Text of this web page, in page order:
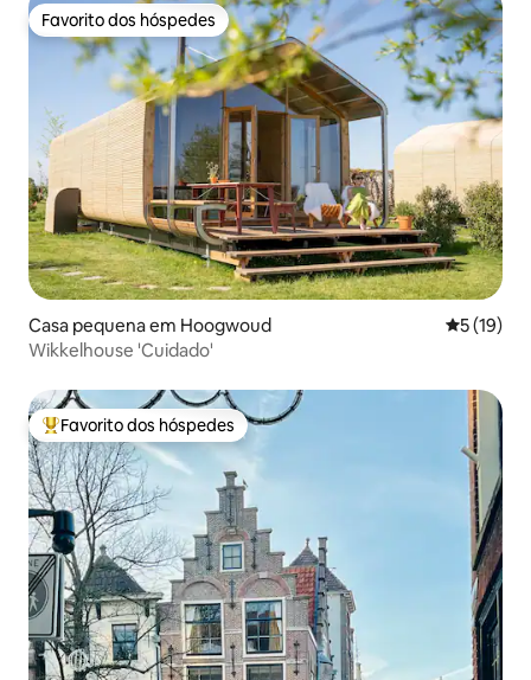
Favorito dos hóspedes
Favorito dos hóspedes
Casa pequena em Hoogwoud
5 (19)
Wikkelhouse 'Cuidado'
Favoritos dos hóspedes mais apreciados
Favorito dos hóspedes